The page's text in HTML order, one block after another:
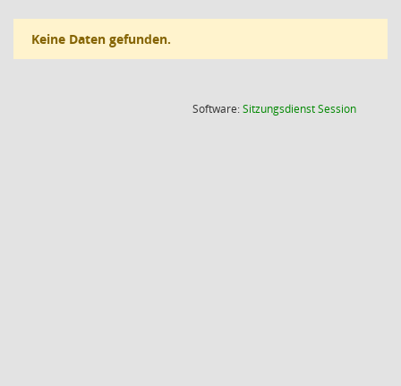
Keine Daten gefunden.
Software:SitzungsdienstSession(Wird in